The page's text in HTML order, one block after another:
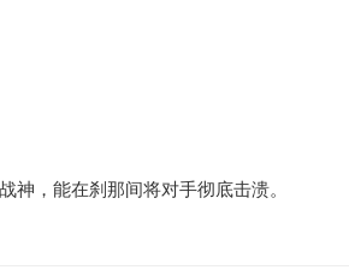
神，能在刹那间将对手彻底击溃。